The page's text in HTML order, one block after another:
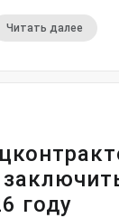
Читать далее
году